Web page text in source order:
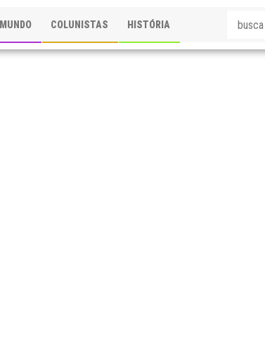
MUNDO COLUNISTAS HISTÓRIA